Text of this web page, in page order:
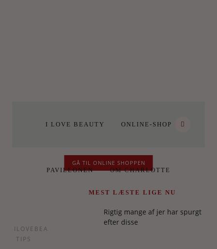
I LOVE BEAUTY ONLINE-SHOP
PAVILLONEN OM CHARLOTTE
GÅ TIL ONLINE SHOPPEN
ILOVEBEAUTY
TIPS
MEST LÆSTE LIGE NU
Rigtig mange af jer har spurgt
efter disse